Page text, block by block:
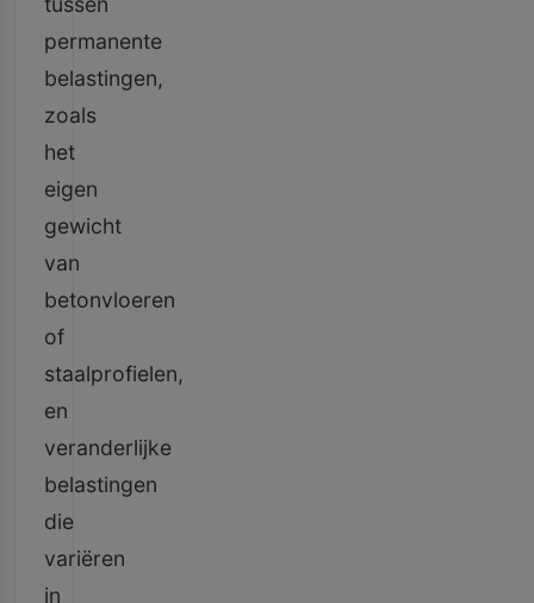
permanente
belastingen,
zoals
het
eigen
gewicht
van
betonvloeren
of
staalprofielen,
en
veranderlijke
belastingen
die
variëren
in